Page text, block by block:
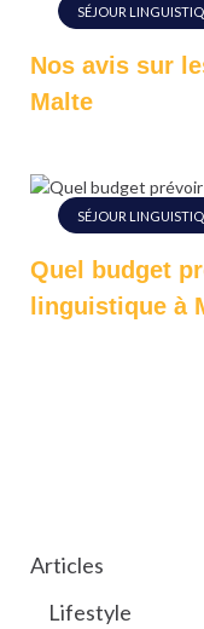
SÉJOUR
Nos avis sur
Malte
SÉJOUR
Quel budget
linguistique à
Articles
Lifestyle